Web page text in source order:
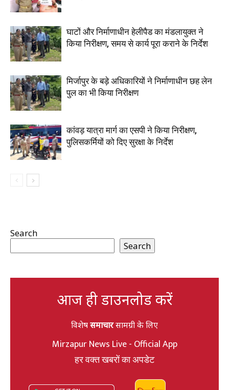
घाटों और निर्माणाधीन हेलीपैड का मंडलायुक्त ने
किया निरीक्षण, समय से कार्य पूरा कराने के निर्देश
मिर्जापुर के बड़े अधिकारियों ने निर्माणाधीन छह लेन
पुल का भी किया निरीक्षण
कांवड़ यात्रा मार्ग का एसपी ने किया निरीक्षण,
पुलिसकर्मियों को दिए सुरक्षा के निर्देश
Search
Search
आज ही डाउनलोड करें
विशेषसमाचारसामग्री के लिए
Mirzapur News Live - Official App
हर वक्त खबरों का अपडेट